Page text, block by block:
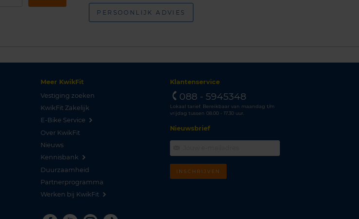
PERSOONLIJK ADVIES
Meer KwikFit
Vestiging zoeken
KwikFit Zakelijk
E-Bike Service
Over KwikFit
Nieuws
Kennisbank
Duurzaamheid
Partnerprogramma
Werken bij KwikFit
Klantenservice
088 - 5945348
Lokaal tarief. Bereikbaar van maandag t/m
vrijdag tussen 08.00 - 17.30 uur.
Nieuwsbrief
INSCHRIJVEN